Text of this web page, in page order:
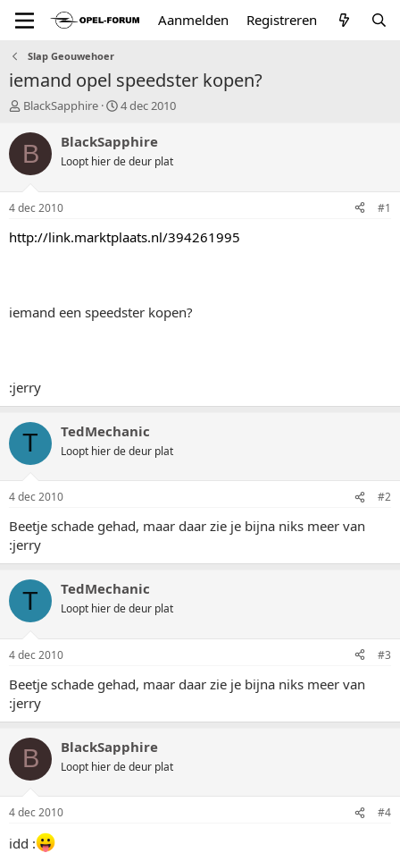
Aanmelden Registreren
Slap Geouwehoer
iemand opel speedster kopen?
T
p
t
a
r
BlackSapphire
S
a
r
t
u
4 dec 2010
B BlackSapphire
Loopt hier de deur plat
4 dec 2010 #1
http://link.marktplaats.nl/394261995
iemand een speedster kopen?
:jerry
T TedMechanic
Loopt hier de deur plat
4 dec 2010 #2
Beetje schade gehad, maar daar zie je bijna niks meer van
:jerry
T TedMechanic
Loopt hier de deur plat
4 dec 2010 #3
Beetje schade gehad, maar daar zie je bijna niks meer van
:jerry
B BlackSapphire
Loopt hier de deur plat
4 dec 2010 #4
idd :